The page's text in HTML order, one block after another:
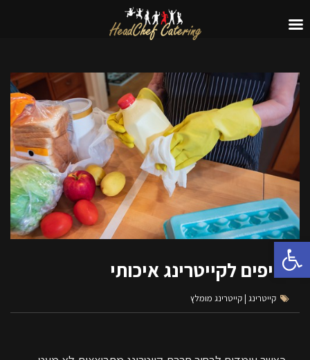
8 טיפים לקייטרינג איכותי
קייטרינג קייטרינג מומלץ
פתח סרגל נגישות